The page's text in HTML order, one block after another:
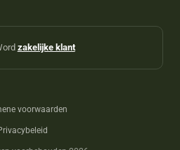
zakelijke klant
voorwaarden